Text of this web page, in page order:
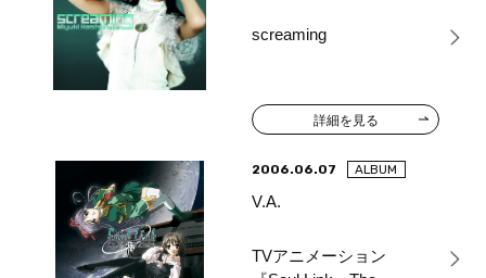
screaming
詳細を見る
2006.06.07 ALBUM
V.A.
TVアニメーション